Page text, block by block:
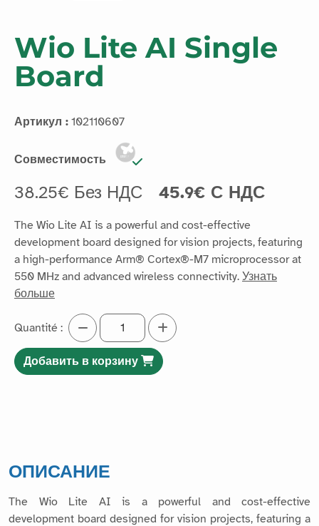
Wio Lite AI Single
Board
Артикул : 102110607
Совместимость
38.25€ Без НДС 45.9€ С НДС
The Wio Lite AI is a powerful and cost-effective
development board designed for vision projects, featuring
a high-performance Arm® Cortex®-M7 microprocessor at
550 MHz and advanced wireless connectivity. Узнать
больше
Quantité :
Добавить в корзину
ОПИСАНИЕ
The Wio Lite AI is a powerful and cost-effective
development board designed for vision projects, featuring a